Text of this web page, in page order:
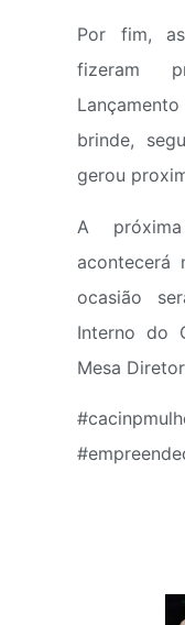
Por fim,
fizeram
brinde,
gerou
A
ocasião
Interno do
Mesa